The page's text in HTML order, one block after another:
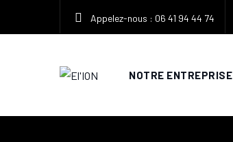
Appelez-nous : 06 41 94 44 74
NOTRE ENTREPRISE